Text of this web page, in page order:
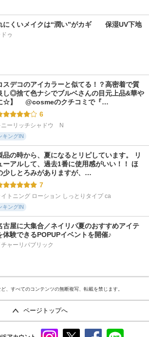
にくいメイクは“潤い”がカギ　　保湿UV下地
ゥ
スデコのアイカラーと似てる！？高密着で質
し◎捨て色ナシでブルベさんの目元上品&華や
☆】 　@cosmeのクチコミで『…
6
ニーリッチシャドウ　N
キングIN
品の時から、夏になるとリピしています。 リ
ーアルして、過去1番に使用感がいい！！ ほ
少しとろみがありますが、…
7
イトニング ローション しっとりタイプ ca
キングIN
古屋に大集合／ネイリパ夏のおすすめアイテ
体験できるPOPUPイベントを開催♪
チャーリパブリック
、すべてのコンテンツの無断複写、転載を禁じます。
ページトップへ